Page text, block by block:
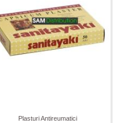
Plasturi Antireumatici